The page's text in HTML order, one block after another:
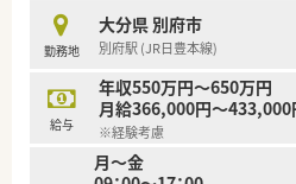
■「患者様のために」を軸とし
ローチ方法は各々に任せている
しやすい環境です。
■オンライン服薬指導にも対応
■LINEWORKSを使って社員間
を図っています。
■事務さんが調剤補助を行って
薬指導・薬歴に専念できる環境で
勤務地
大分県 別府市
別府駅 (JR日豊本線)
給与
年収550万円～650万円
月給366,000円～433,000
※経験考慮
月～金